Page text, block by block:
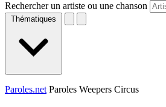
Rechercher un artiste ou une chanson
Thématiques
Paroles.net Paroles Weepers Circus